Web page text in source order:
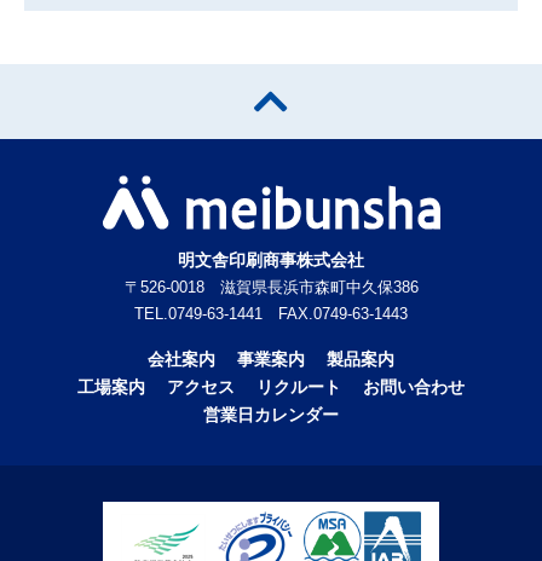
明文舎印刷商事株式会社
〒526-0018 滋賀県長浜市森町中久保386
TEL.0749-63-1441 FAX.0749-63-1443
会社案内 事業案内
製品案内
工場案内
アクセス リクルート
お問い合わせ
営業日カレンダー